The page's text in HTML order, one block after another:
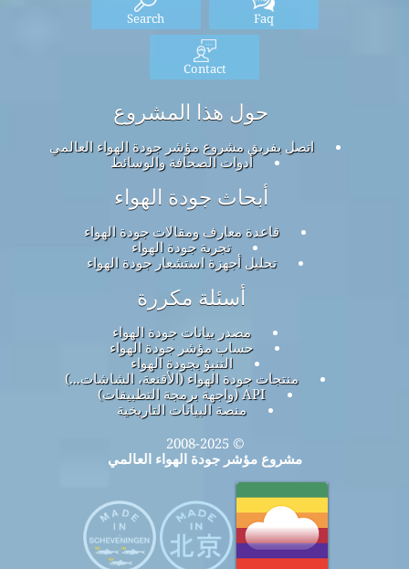
Faq
Search
Contact
حول هذا المشروع
اتصل بفريق مشروع مؤشر جودة الهواء العالمي
أدوات الصحافة والوسائط
أبحاث جودة الهواء
قاعدة معارف ومقالات جودة الهواء
تجربة جودة الهواء
تحليل أجهزة استشعار جودة الهواء
أسئلة مكررة
مصدر بيانات جودة الهواء
حساب مؤشر جودة الهواء
التنبؤ بجودة الهواء
منتجات جودة الهواء (الأقنعة، الشاشات...)
API (واجهة برمجة التطبيقات)
منصة البيانات التاريخية
© 2008-2025
مشروع مؤشر جودة الهواء العالمي